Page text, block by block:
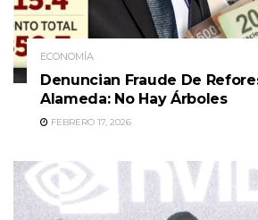
ECONOMÍA
Denuncian Fraude De
Alameda: No Hay Árboles
FEBRERO 17, 2026